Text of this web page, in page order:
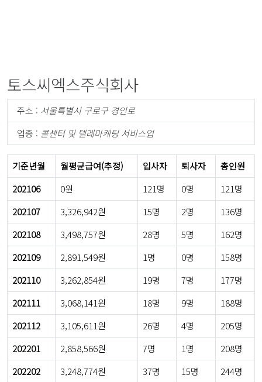
토스씨엑스주식회사
주소 : 서울특별시 구로구 경인로
업종 : 콜센터 및 텔레마케팅 서비스업
기준년월 월평균급여(추정) 입사자 퇴사자
총인원
202106
0원 121명 0명
121명
202107
3,326,942원 15명 2명
136명
202108
3,498,757원 28명 5명
162명
202109
2,891,549원 1명 0명
158명
202110
3,262,854원 19명 7명
177명
202111
3,068,141원 18명 9명
188명
202112
3,105,611원 26명 4명
205명
202201
2,858,566원 7명 1명
208명
202202
3,248,774원 37명 15명
244명